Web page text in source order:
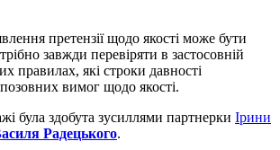
претензії щодо якості може бути
завжди перевіряти в застосовній
правилах, які строки давності
вимог щодо якості.
була здобута зусиллями партнерки Ірини
Радецького.